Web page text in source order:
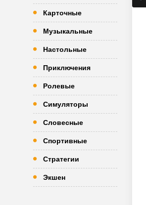
Карточные
Музыкальные
Настольные
Приключения
Ролевые
Симуляторы
Словесные
Спортивные
Стратегии
Экшен